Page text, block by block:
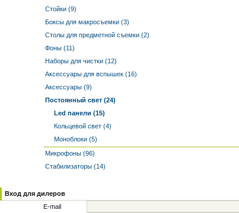
Стойки (9)
Боксы для макросъемки (3)
Столы для предметной съемки (2)
Фоны (11)
Наборы для чистки (12)
Аксессуары для вспышек (16)
Аксессуары (9)
Постоянный свет (24)
Led панели (15)
Кольцевой свет (4)
Моноблоки (5)
Микрофоны (96)
Стабилизаторы (14)
Вход для дилеров
E-mail